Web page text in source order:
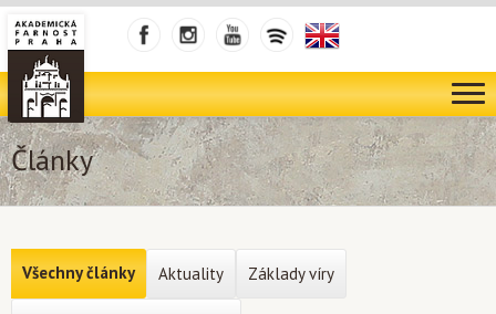
Články
Všechny články Aktuality Základy víry